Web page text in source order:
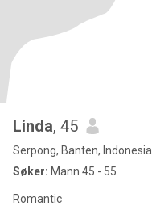
Linda, 45
Serpong, Banten, Indonesia
Søker: Mann 45 - 55
Romantic